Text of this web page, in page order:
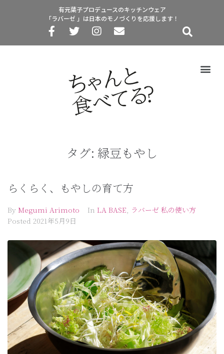
有元葉子プロデュースのキッチンウェア
「ラバーゼ 」は日本のモノづくりを応援します！
タグ: 緑豆もやし
らくらく、もやしの育て方
By Megumi Arimoto In LA BASE, ラバーゼ 私の使い方
Posted 2021年5月9日